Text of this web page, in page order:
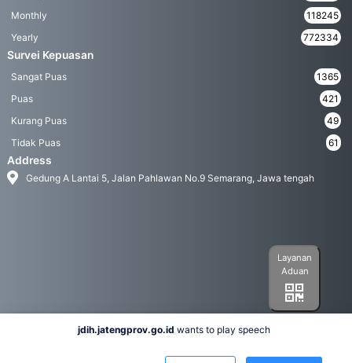
Monthly
118245
Yearly
772334
Survei Kepuasan
Sangat Puas
1365
Puas
421
Kurang Puas
49
Tidak Puas
61
Address
Gedung A Lantai 5, Jalan Pahlawan No.9 Semarang, Jawa tengah
Layanan
Aduan
jdih.jatengprov.go.id wants to play speech